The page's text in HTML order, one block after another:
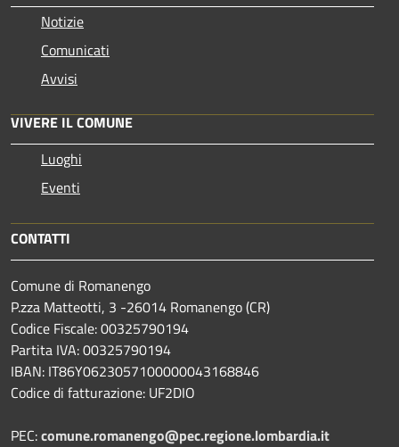
Notizie
Comunicati
Avvisi
VIVERE IL COMUNE
Luoghi
Eventi
CONTATTI
Comune di Romanengo
P.zza Matteotti, 3 -26014 Romanengo (CR)
Codice Fiscale: 00325790194
Partita IVA: 00325790194
IBAN: IT86Y0623057100000043168846
Codice di fatturazione: UF2DIO
PEC:comune.romanengo@pec.regione.lombardia.it